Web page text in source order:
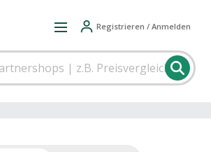
Registrieren / Anmelden